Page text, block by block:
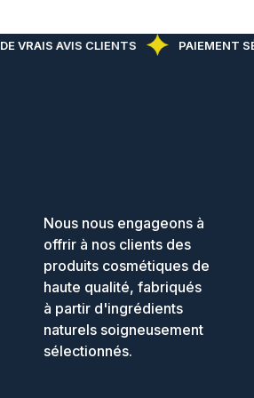
DE VRAIS AVIS CLIENTS PAIEMENT
Nous nous engageons à
offrir à nos clients des
produits cosmétiques de
haute qualité, fabriqués
à partir d'ingrédients
naturels soigneusement
sélectionnés.